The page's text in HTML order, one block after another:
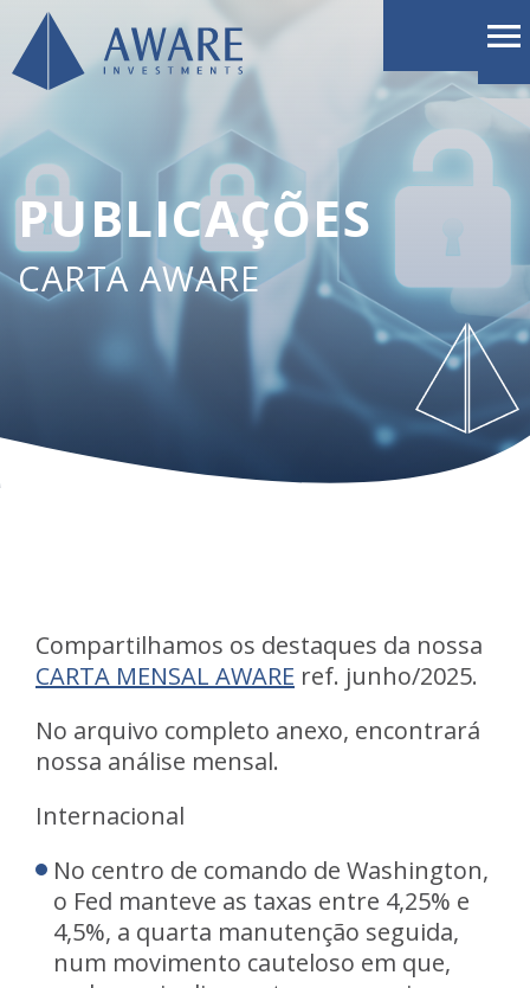
PUBLICAÇÕES
CARTA AWARE
Compartilhamos os destaques da nossa
CARTA MENSAL AWARE ref. junho/2025.
No arquivo completo anexo, encontrará
nossa análise mensal.
Internacional
No centro de comando de Washington,
o Fed manteve as taxas entre 4,25% e
4,5%, a quarta manutenção seguida,
num movimento cauteloso em que,